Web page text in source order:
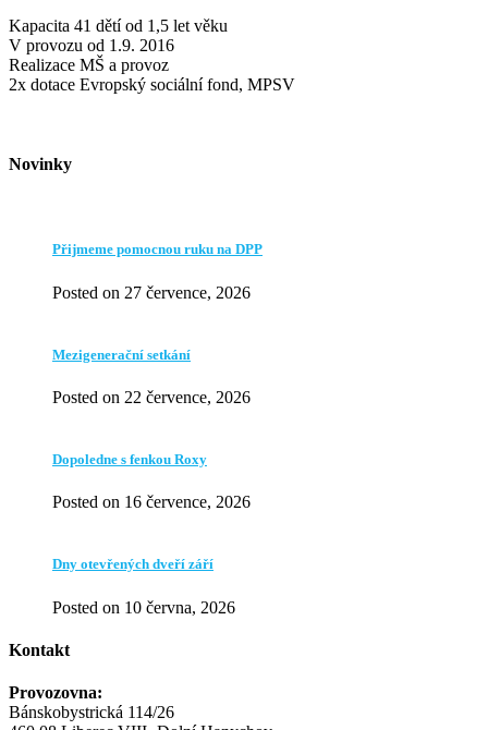
Kapacita 41 dětí od 1,5 let věku
V provozu od 1.9. 2016
Realizace MŠ a provoz
2x dotace Evropský sociální fond, MPSV
Novinky
Přijmeme pomocnou ruku na DPP
Posted on 27 července, 2026
Mezigenerační setkání
Posted on 22 července, 2026
Dopoledne s fenkou Roxy
Posted on 16 července, 2026
Dny otevřených dveří září
Posted on 10 června, 2026
Kontakt
Provozovna:
Bánskobystrická 114/26